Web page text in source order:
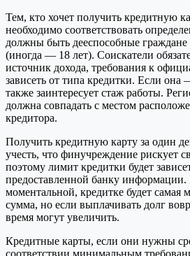
Тем, кто хочет получить кредитную
необходимо соответствовать
должны быть дееспособные
(иногда — 18 лет). Соискатели
источник дохода, требования к
зависеть от типа кредитки. Если она
также заинтересует стаж работы.
должна совпадать с местом
кредитора.
Получить кредитную карту за один
учесть, что финучреждение рискует
поэтому лимит кредитки будет
предоставленной банку
моментальной, кредитке будет самая
сумма, но если выплачивать долг
время могут увеличить.
Кредитные карты, если они нужны
соответствии минимальным